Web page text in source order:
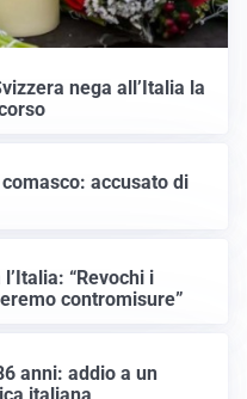
nega all’Italia la
accusato di
“Revochi i
contromisure”
anni: addio a un